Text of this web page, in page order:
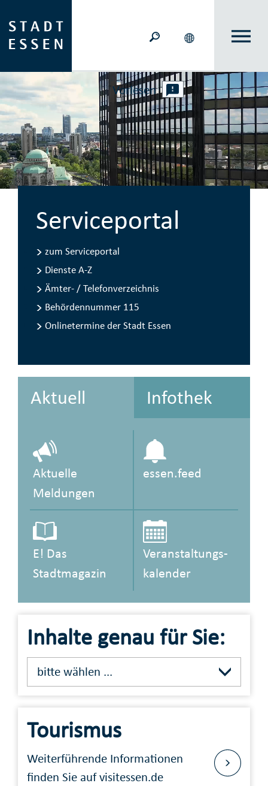
Vorlesen
Serviceportal
zum Serviceportal
Dienste A-Z
Ämter- / Telefon­verzeichnis
Behördennummer 115
Onlinetermine der Stadt Essen
Aktuell Info­thek
Aktuelle
Meldungen
essen.feed
E! Das
Stadtmagazin
Veranstaltungs­
kalender
Inhalte genau für Sie:
bitte wählen ...
Tourismus
Weiterführende Informationen
finden Sie auf visitessen.de